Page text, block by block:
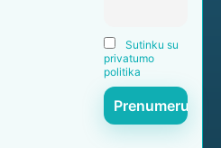
Sutinku su
privatumo
politika